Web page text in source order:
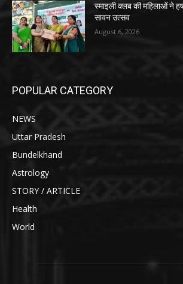
स्माइली क्लब की महिलाओं ने
सावन उत्सव
August 6, 2026
POPULAR CATEGORY
NEWS
Uttar Pradesh
Bundelkhand
Astrology
STORY / ARTICLE
Health
World